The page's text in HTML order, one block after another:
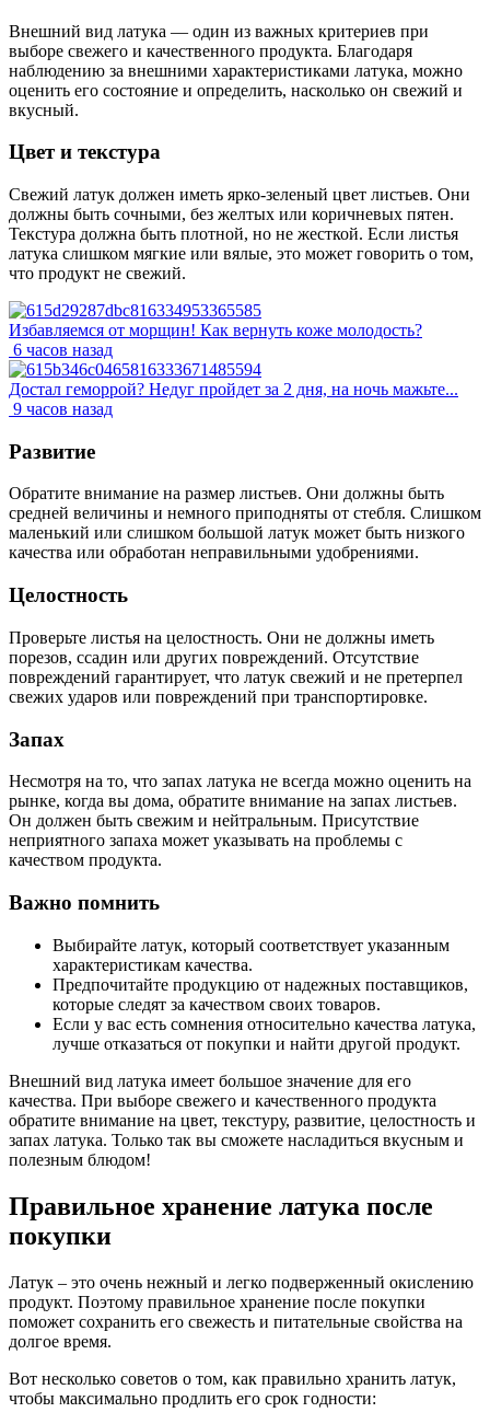
Внешний вид латука — один из важных критериев при
выборе свежего и качественного продукта. Благодаря
наблюдению за внешними характеристиками латука, можно
оценить его состояние и определить, насколько он свежий и
вкусный.
Цвет и текстура
Свежий латук должен иметь ярко-зеленый цвет листьев. Они
должны быть сочными, без желтых или коричневых пятен.
Текстура должна быть плотной, но не жесткой. Если листья
латука слишком мягкие или вялые, это может говорить о том,
что продукт не свежий.
Избавляемся от морщин! Как вернуть коже молодость?
6 часов назад
Достал геморрой? Недуг пройдет за 2 дня, на ночь мажьте...
9 часов назад
Развитие
Обратите внимание на размер листьев. Они должны быть
средней величины и немного приподняты от стебля. Слишком
маленький или слишком большой латук может быть низкого
качества или обработан неправильными удобрениями.
Целостность
Проверьте листья на целостность. Они не должны иметь
порезов, ссадин или других повреждений. Отсутствие
повреждений гарантирует, что латук свежий и не претерпел
свежих ударов или повреждений при транспортировке.
Запах
Несмотря на то, что запах латука не всегда можно оценить на
рынке, когда вы дома, обратите внимание на запах листьев.
Он должен быть свежим и нейтральным. Присутствие
неприятного запаха может указывать на проблемы с
качеством продукта.
Важно помнить
Выбирайте латук, который соответствует указанным
характеристикам качества.
Предпочитайте продукцию от надежных поставщиков,
которые следят за качеством своих товаров.
Если у вас есть сомнения относительно качества латука,
лучше отказаться от покупки и найти другой продукт.
Внешний вид латука имеет большое значение для его
качества. При выборе свежего и качественного продукта
обратите внимание на цвет, текстуру, развитие, целостность и
запах латука. Только так вы сможете насладиться вкусным и
полезным блюдом!
Правильное хранение латука после
покупки
Латук – это очень нежный и легко подверженный окислению
продукт. Поэтому правильное хранение после покупки
поможет сохранить его свежесть и питательные свойства на
долгое время.
Вот несколько советов о том, как правильно хранить латук,
чтобы максимально продлить его срок годности: